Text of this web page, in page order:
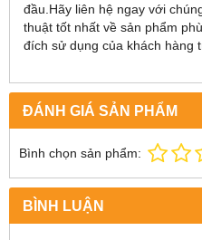
đầu.Hãy liên hệ ngay với
thuật tốt nhất về sản phẩm
đích sử dụng của khách hàng
ĐÁNH GIÁ SẢN PHẨM
Bình chọn sản phẩm:
BÌNH LUẬN